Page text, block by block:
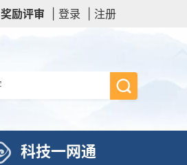
奖励评审 登录 注册
科技一网通